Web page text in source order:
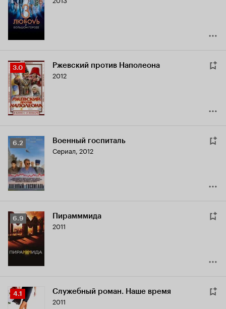
Кинопоиска
6.1
Рейтинг
Кинопоиска
3.0
3.0 Ржевский против Наполеона
2012
Рейтинг
Кинопоиска
6.2
6.2 Военный госпиталь
Сериал, 2012
Рейтинг
Кинопоиска
6.9
6.9 Пирамммида
2011
Рейтинг
Кинопоиска
4.1 Служебный роман. Наше время
2011